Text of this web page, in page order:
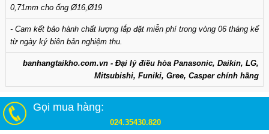
0,71mm cho ống Ø16,Ø19
- Cam kết bảo hành chất lượng lắp đặt miễn phí trong vòng 06 tháng kể
từ ngày ký biên bản nghiệm thu.
banhangtaikho.com.vn - Đại lý điều hòa Panasonic, Daikin, LG,
Mitsubishi, Funiki, Gree, Casper chính hãng
Gọi mua hàng:
024.35430.820